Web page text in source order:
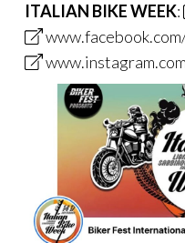
ITALIAN BIKE WEEK: